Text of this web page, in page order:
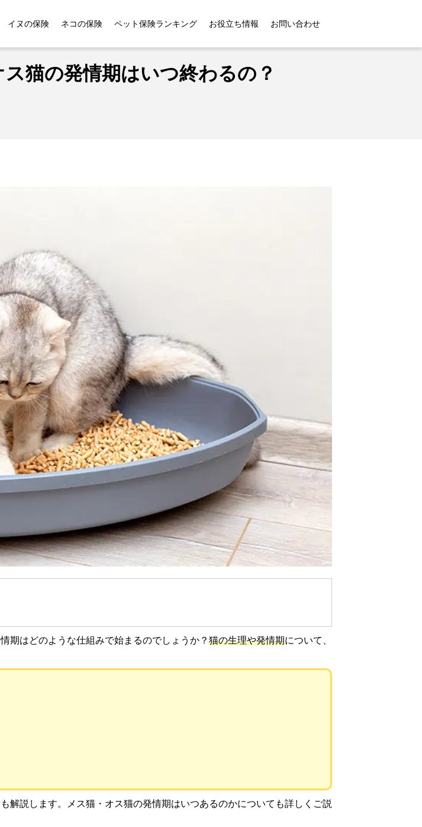
イヌの保険 ネコの保険 ペット保険ランキング お役立ち情報 お問い合わせ
ら？メス猫・オス猫の発情期はいつ終わるの？
猫の発情期はいつ終わるの？
期はどのような仕組みで始まるのでしょうか？ 猫の生理や発情期について、
解説します。メス猫・オス猫の発情期はいつあるのかについても詳しくご説